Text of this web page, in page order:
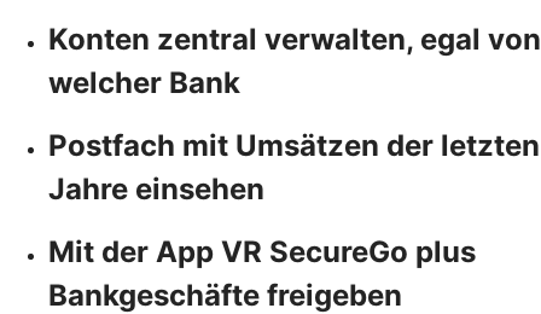
Konten zentral verwalten, egal von
welcher Bank
Postfach mit Umsätzen der letzten
Jahre einsehen
Mit der App VR SecureGo plus
Bankgeschäfte freigeben